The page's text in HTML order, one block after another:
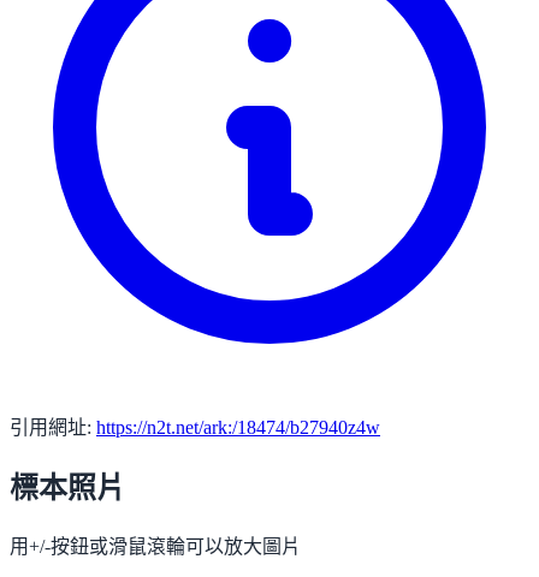
引用網址: https://n2t.net/ark:/18474/b27940z4w
標本照片
用+/-按鈕或滑鼠滾輪可以放大圖片